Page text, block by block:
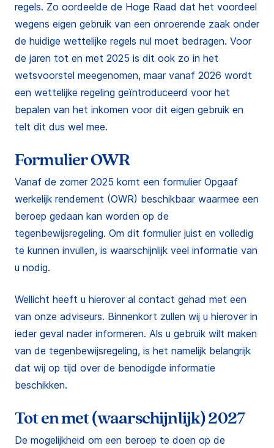
regels. Zo oordeelde de Hoge Raad dat het voordeel
wegens eigen gebruik van een onroerende zaak onder
de huidige wettelijke regels nul moet bedragen. Voor
de jaren tot en met 2025 is dit ook zo in het
wetsvoorstel meegenomen, maar vanaf 2026 wordt
een wettelijke regeling geïntroduceerd voor het
bepalen van het inkomen voor dit eigen gebruik en
telt dit dus wel mee.
Formulier OWR
Vanaf de zomer 2025 komt een formulier Opgaaf
werkelijk rendement (OWR) beschikbaar waarmee een
beroep gedaan kan worden op de
tegenbewijsregeling. Om dit formulier juist en volledig
te kunnen invullen, is waarschijnlijk veel informatie van
u nodig.
Wellicht heeft u hierover al contact gehad met een
van onze adviseurs. Binnenkort zullen wij u hierover in
ieder geval nader informeren. Als u gebruik wilt maken
van de tegenbewijsregeling, is het namelijk belangrijk
dat wij op tijd over de benodigde informatie
beschikken.
Tot en met (waarschijnlijk) 2027
De mogelijkheid om een beroep te doen op de